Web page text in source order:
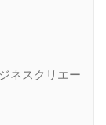
ネスクリエー